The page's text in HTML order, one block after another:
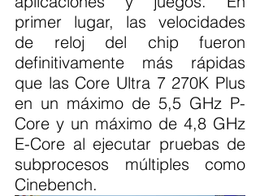
primer lugar, las velocidades
de reloj del chip fueron
definitivamente más rápidas
que las Core Ultra 7 270K Plus
en un máximo de 5,5 GHz P-
Core y un máximo de 4,8 GHz
E-Core al ejecutar pruebas de
subprocesos múltiples como
Cinebench.